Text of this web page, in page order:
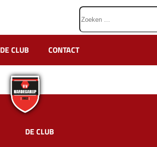
Zoeken
naar:
DE CLUB CONTACT
DE CLUB